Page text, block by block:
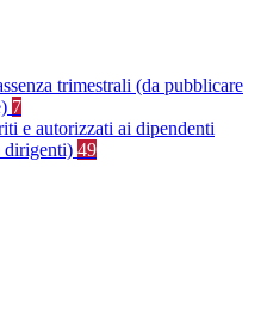
trimestrali (da pubblicare
7
e autorizzati ai dipendenti
dirigenti) 49